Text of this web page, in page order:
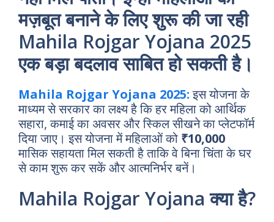
मज़बूत बनाने के लिए शुरू की जा रही
Mahila Rojgar Yojana 2025
एक बड़ा बदलाव साबित हो सकती है।
Mahila Rojgar Yojana 2025: इस योजना के
माध्यम से सरकार का लक्ष्य है कि हर महिला को आर्थिक
सहारा, कमाई का अवसर और स्किल सीखने का प्लेटफॉर्म
दिया जाए। इस योजना में महिलाओं को ₹10,000
मासिक सहायता मिल सकती है ताकि वे बिना चिंता के घर
से काम शुरू कर सकें और आत्मनिर्भर बनें।
Mahila Rojgar Yojana क्या है?